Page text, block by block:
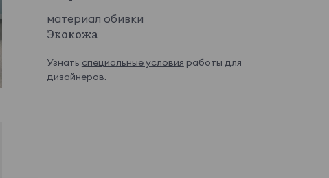
материал обивки
Экокожа
Узнать специальные условия работы для
дизайнеров.